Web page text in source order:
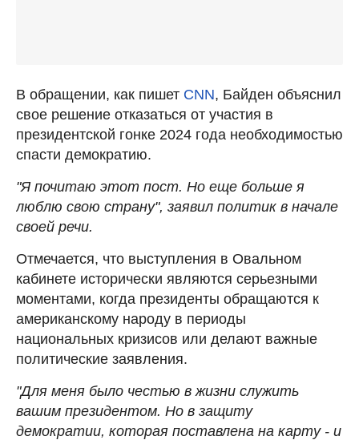
В обращении, как пишет CNN, Байден объяснил
свое решение отказаться от участия в
президентской гонке 2024 года необходимостью
спасти демократию.
"Я почитаю этот пост. Но еще больше я
люблю свою страну", заявил политик в начале
своей речи.
Отмечается, что выступления в Овальном
кабинете исторически являются серьезными
моментами, когда президенты обращаются к
американскому народу в периоды
национальных кризисов или делают важные
политические заявления.
"Для меня было честью в жизни служить
вашим президентом. Но в защиту
демократии, которая поставлена на карту - и